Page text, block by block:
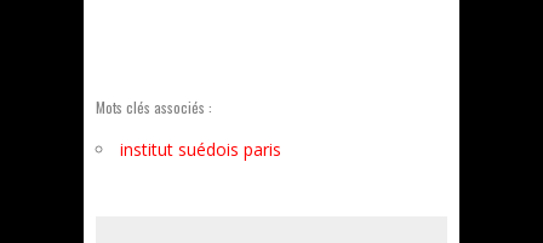
Mots clés associés :
institut suédois paris